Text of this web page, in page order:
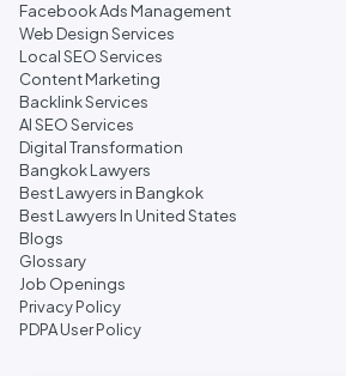
Facebook Ads Management
Web Design Services
Local SEO Services
Content Marketing
Backlink Services
AI SEO Services
Digital Transformation
Bangkok Lawyers
Best Lawyers in Bangkok
Best Lawyers In United States
Blogs
Glossary
Job Openings
Privacy Policy
PDPA User Policy